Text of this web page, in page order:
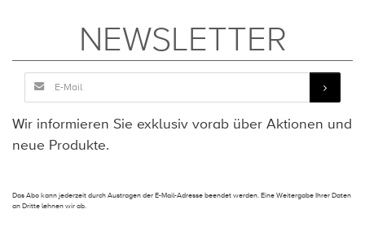
NEWSLETTER
Wir informieren Sie exklusiv vorab über Aktionen und
neue Produkte.
Das Abo kann jederzeit durch Austragen der E-Mail-Adresse beendet werden. Eine Weitergabe Ihrer Daten
an Dritte lehnen wir ab.